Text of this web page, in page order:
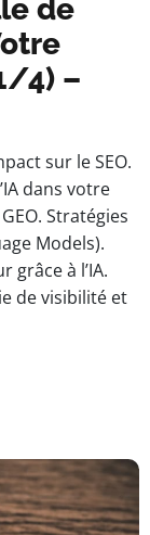
de
4) –
sur le SEO.
dans votre
Stratégies
Models).
grâce à l’IA.
de visibilité et